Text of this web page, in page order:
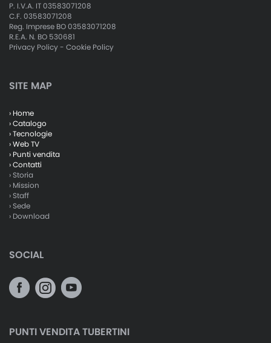
P. I.V.A. IT 03583071208
C.F. 03583071208
Reg. Imprese BO 03583071208
R.E.A. N. BO 530681
Privacy Policy- Cookie Policy
SITE MAP
› Home
› Catalogo
› Tecnologie
› Web TV
› Punti vendita
› Contatti
› Storia
› Mission
› Staff
› Sede
› Download
SOCIAL
PUNTI VENDITA TUBERTINI